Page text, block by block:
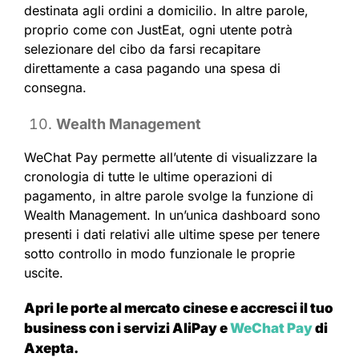
destinata agli ordini a domicilio. In altre parole,
proprio come con JustEat, ogni utente potrà
selezionare del cibo da farsi recapitare
direttamente a casa pagando una spesa di
consegna.
Wealth Management
WeChat Pay permette all’utente di visualizzare la
cronologia di tutte le ultime operazioni di
pagamento, in altre parole svolge la funzione di
Wealth Management. In un’unica dashboard sono
presenti i dati relativi alle ultime spese per tenere
sotto controllo in modo funzionale le proprie
uscite.
Apri le porte al mercato cinese e accresci il tuo
business con i servizi AliPay eWeChat Paydi
Axepta.